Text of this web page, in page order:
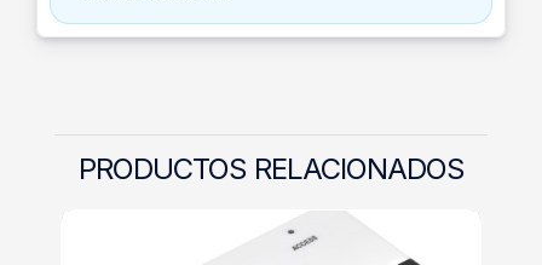
PRODUCTOS RELACIONADOS